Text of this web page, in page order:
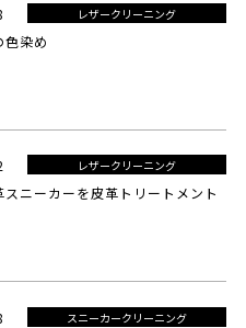
レザークリーニング
色染め
レザークリーニング
ニーカーを皮革トリートメント
スニーカークリーニング